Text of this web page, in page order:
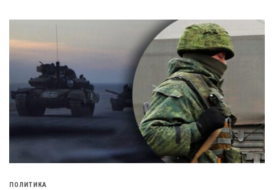
ПОЛИТИКА